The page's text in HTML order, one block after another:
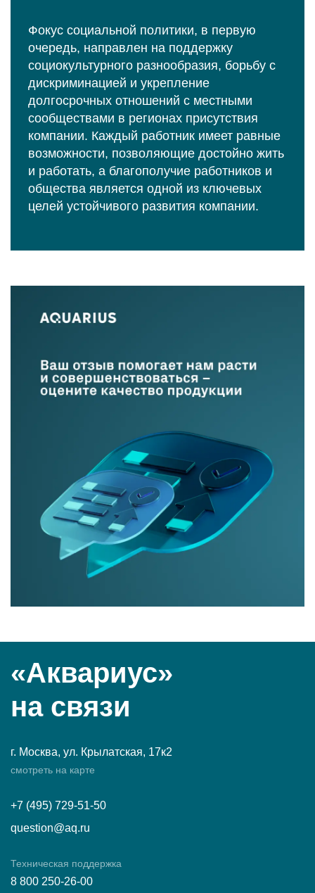
Фокус социальной политики, в первую
очередь, направлен на поддержку
социокультурного разнообразия, борьбу с
дискриминацией и укрепление
долгосрочных отношений с местными
сообществами в регионах присутствия
компании. Каждый работник имеет равные
возможности, позволяющие достойно жить
и работать, а благополучие работников и
общества является одной из ключевых
целей устойчивого развития компании.
«Аквариус»
на связи
г. Москва, ул. Крылатская, 17к2
смотреть на карте
+7 (495) 729-51-50
question@aq.ru
Техническая поддержка
8 800 250-26-00